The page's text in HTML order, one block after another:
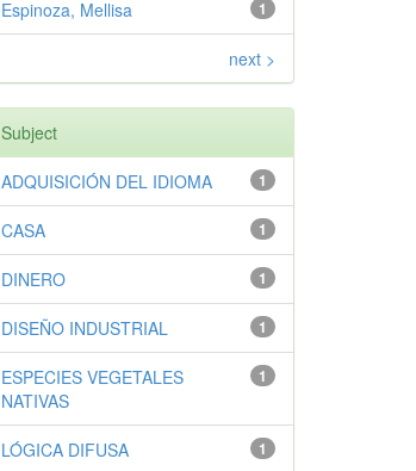
1
Espinoza, Mellisa
next >
Subject
1
ADQUISICIÓN DEL IDIOMA
1
CASA
1
DINERO
1
DISEÑO INDUSTRIAL
1
ESPECIES VEGETALES
NATIVAS
1
LÓGICA DIFUSA